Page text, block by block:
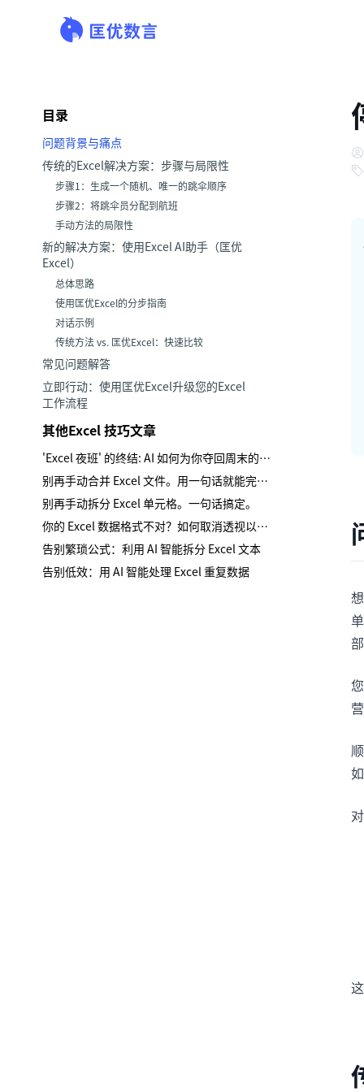
目录
问题背景与痛点
传统的Excel解决方案：步骤与局限性
步骤1：生成一个随机、唯一的跳伞顺序
步骤2：将跳伞员分配到航班
手动方法的局限性
新的解决方案：使用Excel AI助手（匡优
Excel）
总体思路
使用匡优Excel的分步指南
对话示例
传统方法 vs. 匡优Excel：快速比较
常见问题解答
立即行动：使用匡优Excel升级您的Excel
工作流程
其他Excel 技巧文章
'Excel 夜班' 的终结: AI 如何为你夺回周末的10小时.
别再手动合并 Excel 文件。用一句话就能完成。
别再手动拆分 Excel 单元格。一句话搞定。
你的 Excel 数据格式不对？如何取消透视以便分析（简单方法）
告别繁琐公式：利用 AI 智能拆分 Excel 文本
告别低效：用 AI 智能处理 Excel 重复数据